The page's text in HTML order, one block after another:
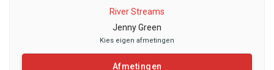
River Streams
Jenny Green
Kies eigen afmetingen
Afmetingen